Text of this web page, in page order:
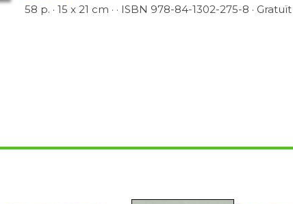
58 p. · 15 x 21 cm · · ISBN 978-84-1302-275-8 · Gratuït